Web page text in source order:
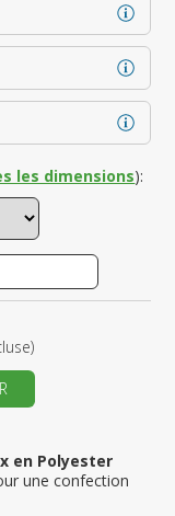
les dimensions):
en Polyester
une confection